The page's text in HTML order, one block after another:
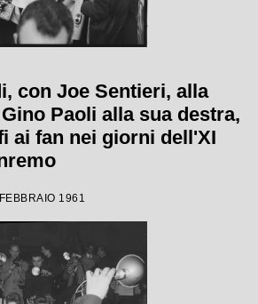
con Joe Sentieri, alla
Paoli alla sua destra,
ai fan nei giorni dell'XI
1961